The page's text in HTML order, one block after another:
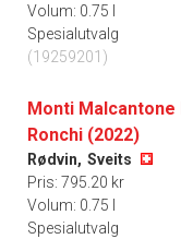
Volum: 0.75 l
Spesialutvalg
(19259201)
Monti Malcantone
Ronchi (2022)
Rødvin, Sveits
Pris: 795.20 kr
Volum: 0.75 l
Spesialutvalg